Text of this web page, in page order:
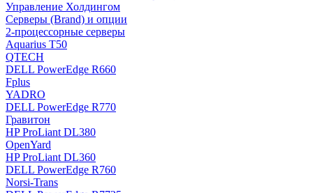
Управление Холдингом
Серверы (Brand) и опции
2-процессорные серверы
Aquarius T50
QTECH
DELL PowerEdge R660
Fplus
YADRO
DELL PowerEdge R770
Гравитон
HP ProLiant DL380
OpenYard
HP ProLiant DL360
DELL PowerEdge R760
Norsi-Trans